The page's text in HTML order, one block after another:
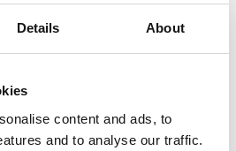
Details About
content and ads, to
and to analyse our traffic.
Ähnliche Produkte
Guardrail System)